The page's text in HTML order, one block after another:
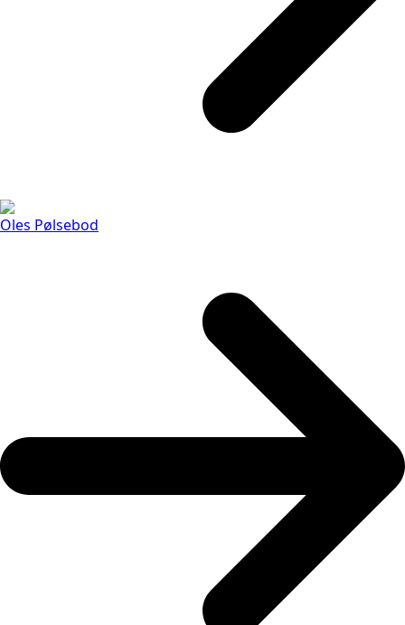
Oles Pølsebod